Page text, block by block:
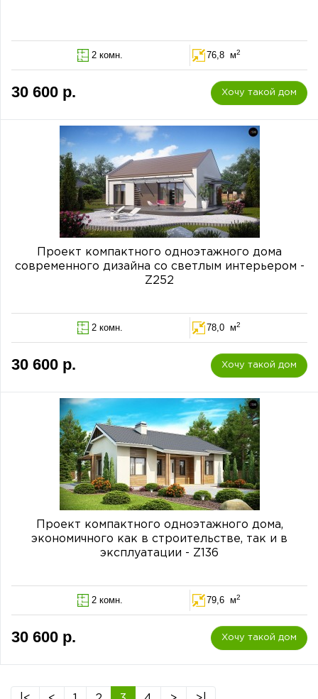
2 комн. 76,8 м2
30 600 р. Хочу такой дом
Проект компактного одноэтажного дома
современного дизайна со светлым интерьером -
Z252
2 комн. 78,0 м2
30 600 р. Хочу такой дом
Проект компактного одноэтажного дома,
экономичного как в строительстве, так и в
эксплуатации - Z136
2 комн. 79,6 м2
30 600 р. Хочу такой дом